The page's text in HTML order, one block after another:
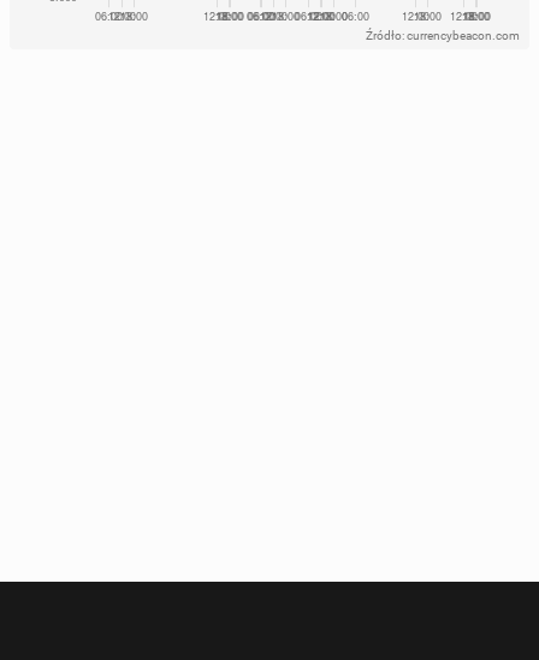
Źródło: currencybeacon.com